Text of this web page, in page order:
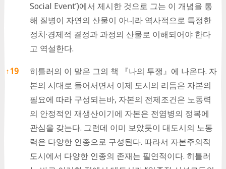
Social Event’)에서 제시한 것으로 그는 이 개념을 통
해 질병이 자연의 산물이 아니라 역사적으로 특정한
정치·경제적 결정과 과정의 산물로 이해되어야 한다
고 역설한다.
↑19
히틀러의 이 말은 그의 책 『나의 투쟁』에 나온다. 자
본의 시대로 들어서면서 이제 도시의 리듬은 자본의
필요에 따라 구성되는바, 자본의 전제조건은 노동력
의 안정적인 재생산이기에 자본은 전염병의 정복에
관심을 갖는다. 그런데 이미 보았듯이 대도시의 노동
력은 다양한 인종으로 구성된다. 따라서 자본주의적
도시에서 다양한 인종의 존재는 필연적이다. 히틀러